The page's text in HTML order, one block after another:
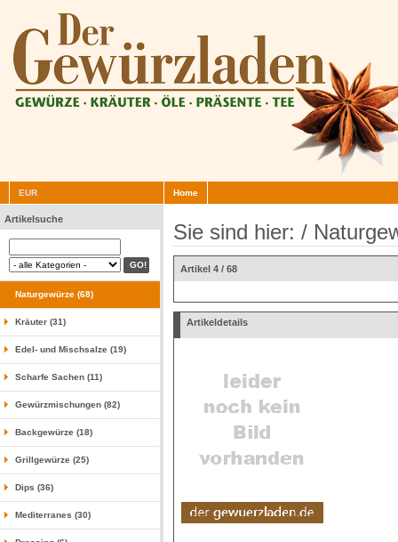
EUR Home
Artikelsuche
Naturgewürze (68)
Kräuter (31)
Edel- und Mischsalze (19)
Scharfe Sachen (11)
Gewürzmischungen (82)
Backgewürze (18)
Grillgewürze (25)
Dips (36)
Mediterranes (30)
Sie sind hier: /
Artikel 4 / 68
Artikeldetails